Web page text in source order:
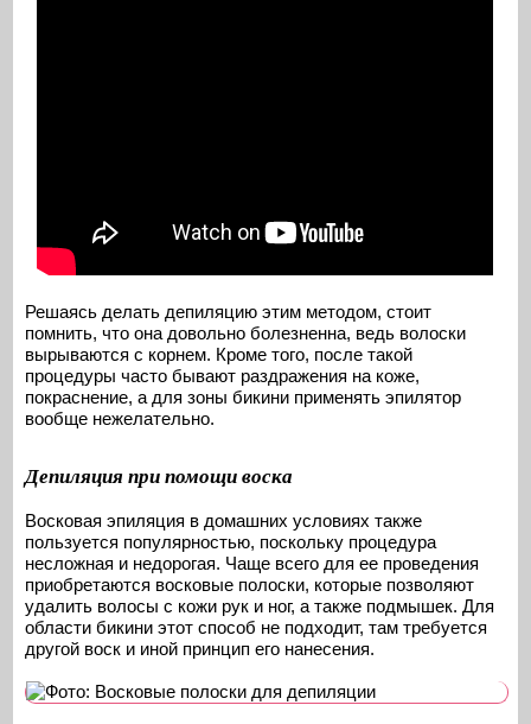
Решаясь делать депиляцию этим методом, стоит
помнить, что она довольно болезненна, ведь волоски
вырываются с корнем. Кроме того, после такой
процедуры часто бывают раздражения на коже,
покраснение, а для зоны бикини применять эпилятор
вообще нежелательно.
Депиляция при помощи воска
Восковая эпиляция в домашних условиях также
пользуется популярностью, поскольку процедура
несложная и недорогая. Чаще всего для ее проведения
приобретаются восковые полоски, которые позволяют
удалить волосы с кожи рук и ног, а также подмышек. Для
области бикини этот способ не подходит, там требуется
другой воск и иной принцип его нанесения.